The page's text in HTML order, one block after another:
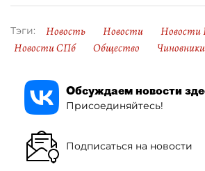
Тэги: Новость Новости
Новости
Новости СПб
Общество Чиновники
Обсуждаем новости
Присоединяйтесь!
Подписаться на новости